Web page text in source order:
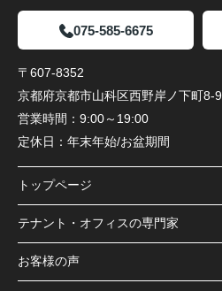
075-585-6675
〒607-8352
京都府京都市山科区西野岸ノ下町8-9
営業時間： 9:00～19:00
定休日： 年末年始/お盆期間
トップページ
テナント・オフィスの専門家
お客様の声